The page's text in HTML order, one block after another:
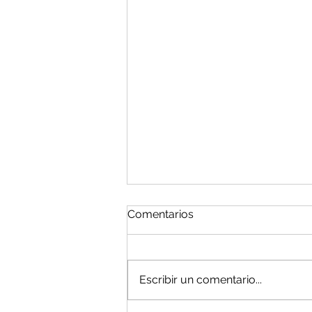
Comentarios
Escribir un comentario...